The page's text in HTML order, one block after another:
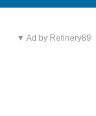
▼ Ad by Refinery89